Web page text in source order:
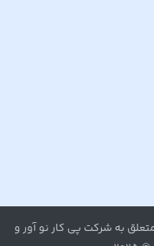
به شرکت پی کار نو آور و